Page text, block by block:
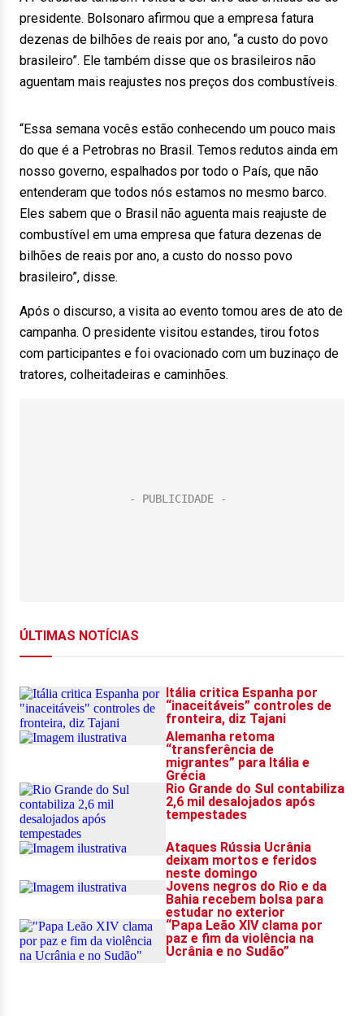
presidente. Bolsonaro afirmou que a empresa fatura
dezenas de bilhões de reais por ano, “a custo do povo
brasileiro”. Ele também disse que os brasileiros não
aguentam mais reajustes nos preços dos combustíveis.
“Essa semana vocês estão conhecendo um pouco mais
do que é a Petrobras no Brasil. Temos redutos ainda em
nosso governo, espalhados por todo o País, que não
entenderam que todos nós estamos no mesmo barco.
Eles sabem que o Brasil não aguenta mais reajuste de
combustível em uma empresa que fatura dezenas de
bilhões de reais por ano, a custo do nosso povo
brasileiro”, disse.
Após o discurso, a visita ao evento tomou ares de ato de
campanha. O presidente visitou estandes, tirou fotos
com participantes e foi ovacionado com um buzinaço de
tratores, colheitadeiras e caminhões.